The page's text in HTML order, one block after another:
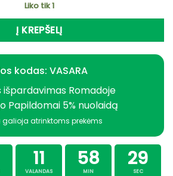
Liko tik 1
Į KREPŠELĮ
kodas: VASARA
išpardavimas Romadoje
Papildomai 5% nuolaidą
atrinktoms prekėms
11
VALANDAS
58
MIN
29
SEC